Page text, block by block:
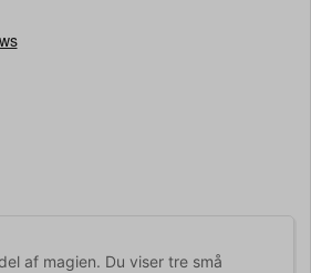
af magien. Du viser tre små